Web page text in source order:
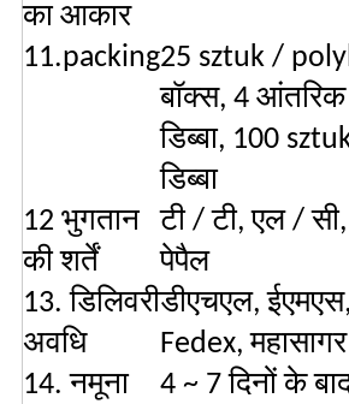
का आकार
11.packing25 sztuk /
बॉक्स, 4
डिब्बा, 100
डिब्बा
12 भुगतान
की शर्तें
टी / टी, एल /
पेपैल
13. डिलिवरी
अवधि
डीएचएल,
Fedex,
14. नमूना
4 ~ 7 दिनों के